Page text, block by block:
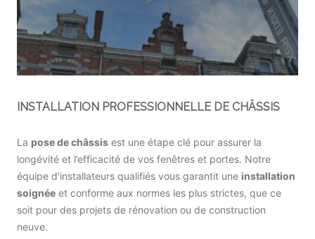
INSTALLATION PROFESSIONNELLE DE CHÂSSIS
La pose de châssis est une étape clé pour assurer la
longévité et l’efficacité de vos fenêtres et portes. Notre
équipe d'installateurs qualifiés vous garantit une installation
soignée et conforme aux normes les plus strictes, que ce
soit pour des projets de rénovation ou de construction
neuve.